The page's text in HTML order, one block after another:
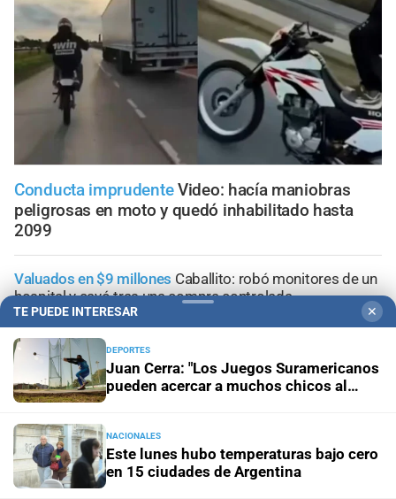
Conducta imprudenteVideo: hacía maniobras
peligrosas en moto y quedó inhabilitado hasta
2099
Valuados en $9 millones Caballito: robó monitores de un
hospital y cayó tras una compra controlada
Ocho años despuésEste lunes comienza el juicio a Pity
Álvarez: de qué se lo acusa
Segundo caso fatal
atacado por un pitbull en Córdoba
Santa Fe ciudadUn adolescente de 15 años fue hallado
sin vida en los piletones del Parque Garay
TE PUEDE INTERESAR ✕
DEPORTES
Juan Cerra: "Los Juegos Suramericanos
pueden acercar a muchos chicos al
NACIONALES
Este lunes hubo temperaturas bajo cero
en 15 ciudades de Argentina